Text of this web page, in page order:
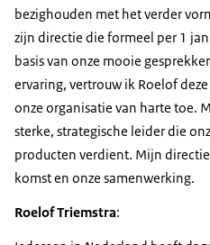
bezighouden met het verder
zijn directie die formeel per 1
basis van onze mooie
ervaring, vertrouw ik Roelof
onze organisatie van harte toe.
sterke, strategische leider die
producten verdient. Mijn
komst en onze samenwerking.
Roelof Triemstra: